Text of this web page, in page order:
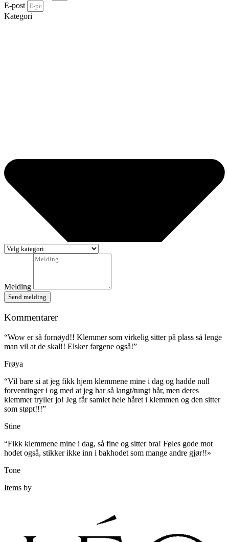
E-post
Kategori
Melding
Send melding
Kommentarer
“Wow er så fornøyd!! Klemmer som virkelig sitter på plass så lenge
man vil at de skal!! Elsker fargene også!”​
Frøya
“Vil bare si at jeg fikk hjem klemmene mine i dag og hadde null
forventinger i og med at jeg har så langt/tungt hår, men deres
klemmer tryller jo! Jeg får samlet hele håret i klemmen og den sitter
som støpt!!!”​
Stine
“Fikk klemmene mine i dag, så fine og sitter bra! Føles gode mot
hodet også, stikker ikke inn i bakhodet som mange andre gjør!!»
Tone
Items by